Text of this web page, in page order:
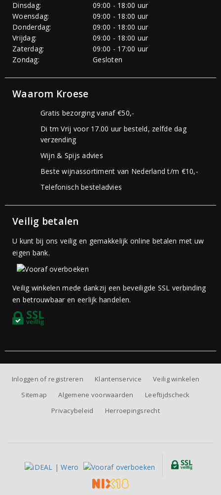
Dinsdag:
09:00 - 18:00 uur
Woensdag:
09:00 - 18:00 uur
Donderdag:
09:00 - 18:00 uur
Vrijdag:
09:00 - 18:00 uur
Zaterdag:
09:00 - 17:00 uur
Zondag:
Gesloten
Waarom Kroese
Gratis bezorging vanaf €50,-
Di tm Vrij voor 17.00 uur besteld, zelfde dag
verzending
Wijn & Spijs advies
Beste wijnassortiment van Nederland t/m €10,-
Telefonisch besteladvies
Veilig betalen
U kunt bij ons veilig en gemakkelijk online betalen met uw
eigen bank.
Veilig winkelen mede dankzij een beveiligde SSL verbinding
en betrouwbaar en eerlijk handelen.
Inloggen of registreren Klantenservice
Veilig winkelen
Sitemap
Algemene voorwaarden
Leeftijdscheck
Privacybeleid
Herroepingsrecht